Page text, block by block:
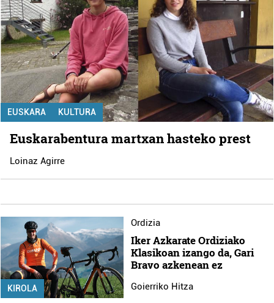
EUSKARA KULTURA
Euskarabentura martxan hasteko prest
Loinaz Agirre
KIROLA
Ordizia
Iker Azkarate Ordiziako
Klasikoan izango da, Gari
Bravo azkenean ez
Goierriko Hitza